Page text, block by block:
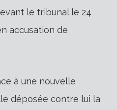
le tribunal le 24
accusation de
à une nouvelle
déposée contre lui la